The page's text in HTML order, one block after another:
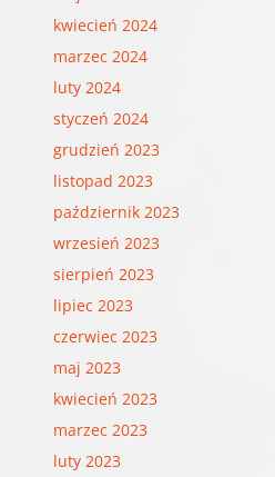
kwiecień 2024
marzec 2024
luty 2024
styczeń 2024
grudzień 2023
listopad 2023
październik 2023
wrzesień 2023
sierpień 2023
lipiec 2023
czerwiec 2023
maj 2023
kwiecień 2023
marzec 2023
luty 2023